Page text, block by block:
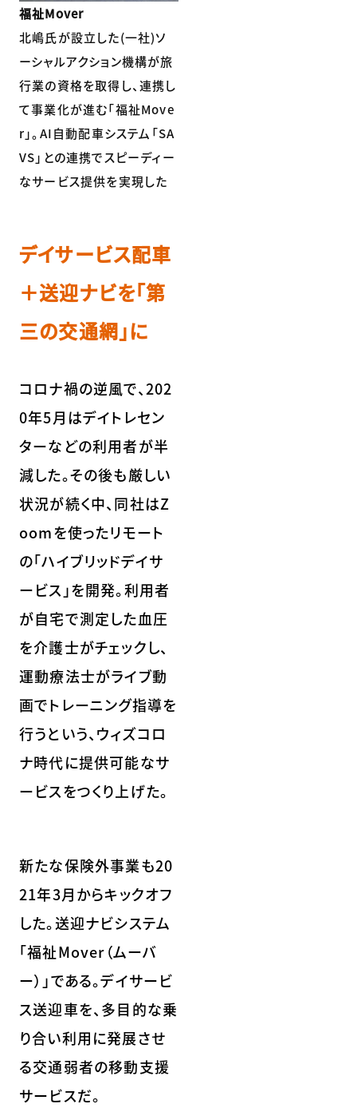
福祉Mover
北嶋氏が設立した(一社)ソ
ーシャルアクション機構が旅
行業の資格を取得し、連携し
て事業化が進む「福祉Move
r」。AI自動配車システム「SA
VS」との連携でスピーディー
なサービス提供を実現した
デイサービス配車
＋送迎ナビを「第
三の交通網」に
コロナ禍の逆風で、202
0年5月はデイトレセン
ターなどの利用者が半
減した。その後も厳しい
状況が続く中、同社はZ
oomを使ったリモート
の「ハイブリッドデイサ
ービス」を開発。利用者
が自宅で測定した血圧
を介護士がチェックし、
運動療法士がライブ動
画でトレーニング指導を
行うという、ウィズコロ
ナ時代に提供可能なサ
ービスをつくり上げた。
新たな保険外事業も20
21年3月からキックオフ
した。送迎ナビシステム
「福祉Mover（ムーバ
ー）」である。デイサービ
ス送迎車を、多目的な乗
り合い利用に発展させ
る交通弱者の移動支援
サービスだ。